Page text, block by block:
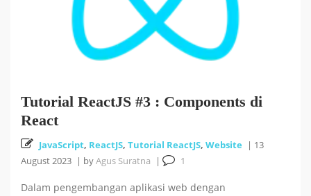
Tutorial ReactJS #3 : Components di
React
JavaScript, ReactJS, Tutorial ReactJS, Website | 13
August 2023 | byAgus Suratna | 1
Dalam pengembangan aplikasi web dengan